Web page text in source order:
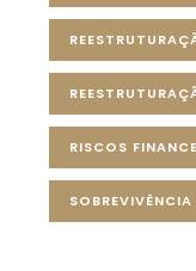
RISCOS
SOBREVIVÊNCIA